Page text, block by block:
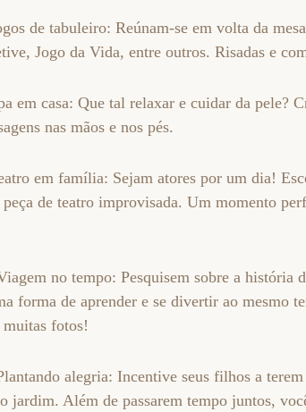
de tabuleiro: Reúnam-se em volta da
Jogo da Vida, entre outros. Risadas e
em casa: Que tal relaxar e cuidar da pele?
nas mãos e nos pés.
em família: Sejam atores por um dia!
peça de teatro improvisada. Um momento
no tempo: Pesquisem sobre a história
forma de aprender e se divertir ao mesmo
fotos!
alegria: Incentive seus filhos a
jardim. Além de passarem tempo juntos,